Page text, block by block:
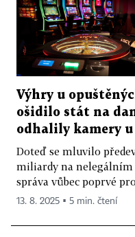
Výhry u
ošidilo stát na
odhalily kamery
Doteď se mluvilo
miliardy na nelegálním
správa vůbec poprvé
13. 8. 2025 ▪ 5 min. čtení